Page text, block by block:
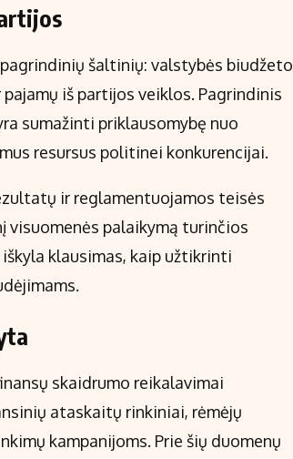
šaltinių: valstybės biudžeto
iš partijos veiklos. Pagrindinis
sumažinti priklausomybę nuo
resursus politinei konkurencijai.
ir reglamentuojamos teisės
visuomenės palaikymą turinčios
klausimas, kaip užtikrinti
skaidrumo reikalavimai
ataskaitų rinkiniai, rėmėjų
kampanijoms. Prie šių duomenų